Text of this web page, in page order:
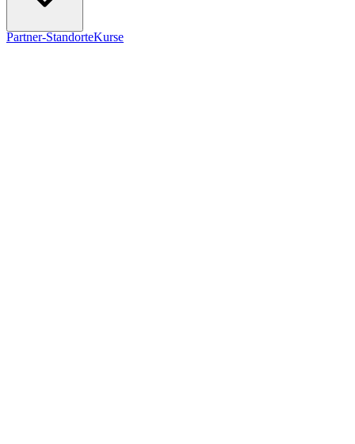
Partner-StandorteKurse